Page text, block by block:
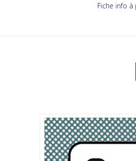
Fiche info